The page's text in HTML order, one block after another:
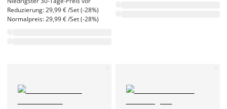
Reduzierung: 29,99 € /Set (-28%)
Normalpreis: 29,99 € /Set (-28%)